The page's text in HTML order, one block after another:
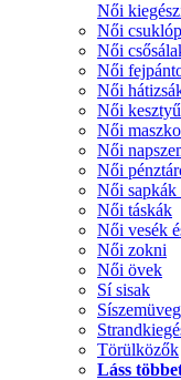
Női
Női
Női
Női
Női
Női
Női
Női
Női
Női sapkák
Női táskák
Női vesék
Női zokni
Női övek
Sí sisak
Síszemüveg
Törülközők
Láss